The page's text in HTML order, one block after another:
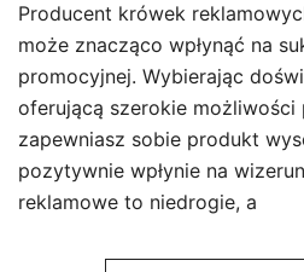
Producent krówek
może znacząco wpłynąć na
promocyjnej. Wybierając
oferującą szerokie możliwości
zapewniasz sobie produkt
pozytywnie wpłynie na
reklamowe to niedrogie, a